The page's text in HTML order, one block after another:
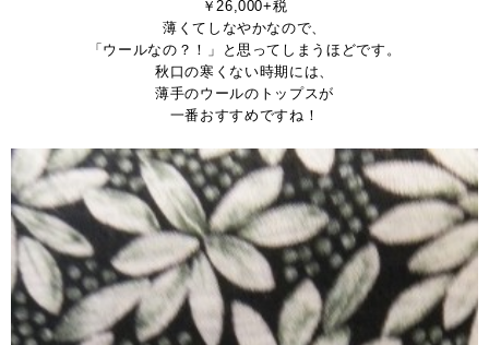
￥26,000+税
薄くてしなやかなので、
「ウールなの？！」と思ってしまうほどです。
秋口の寒くない時期には、
薄手のウールのトップスが
一番おすすめですね！